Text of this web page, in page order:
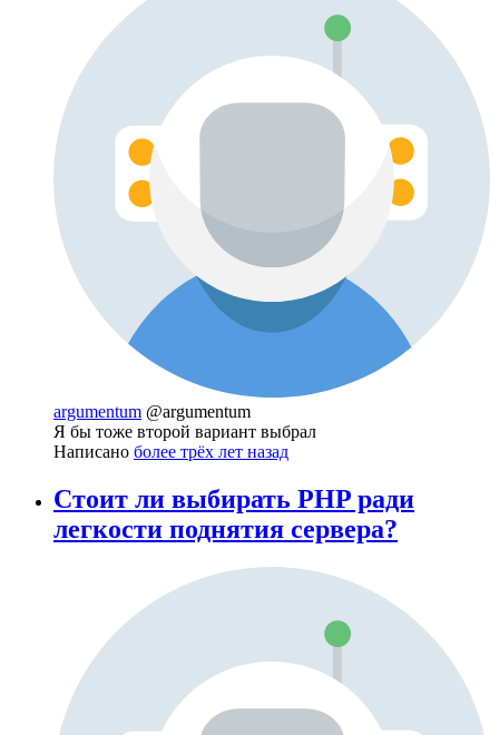
argumentum @argumentum
Я бы тоже второй вариант выбрал
Написано более трёх лет назад
Стоит ли выбирать PHP ради
легкости поднятия сервера?